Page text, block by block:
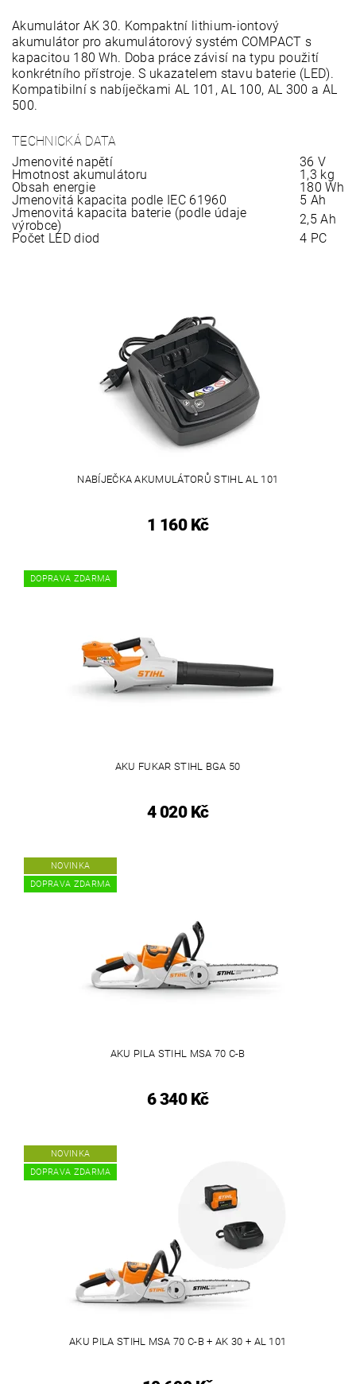
Akumulátor AK 30. Kompaktní lithium-iontový
akumulátor pro akumulátorový systém COMPACT s
kapacitou 180 Wh. Doba práce závisí na typu použití
konkrétního přístroje. S ukazatelem stavu baterie (LED).
Kompatibilní s nabíječkami AL 101, AL 100, AL 300 a AL
500.
TECHNICKÁ DATA
Jmenovité napětí
36 V
Hmotnost akumulátoru
1,3 kg
Obsah energie
180 Wh
Jmenovitá kapacita podle IEC 61960
5 Ah
Jmenovitá kapacita baterie (podle údaje
výrobce)
2,5 Ah
Počet LED diod
4 PC
NABÍJEČKA AKUMULÁTORŮ STIHL AL 101
1 160 Kč
DOPRAVA ZDARMA
AKU FUKAR STIHL BGA 50
4 020 Kč
NOVINKA
DOPRAVA ZDARMA
AKU PILA STIHL MSA 70 C-B
6 340 Kč
NOVINKA
DOPRAVA ZDARMA
AKU PILA STIHL MSA 70 C-B + AK 30 + AL 101